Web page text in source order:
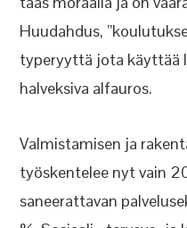
Huudahdus,
typeryyttä jota käyttää
halveksiva alfauros.
Valmistamisen ja
työskentelee nyt vain
saneerattavan